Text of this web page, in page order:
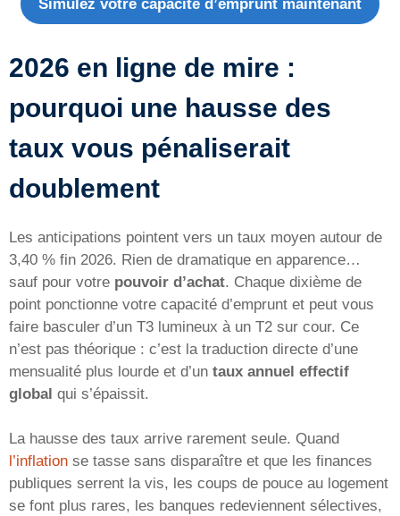
Simulez votre capacité d’emprunt maintenant
2026 en ligne de mire :
pourquoi une hausse des
taux vous pénaliserait
doublement
Les anticipations pointent vers un taux moyen autour de
3,40 % fin 2026. Rien de dramatique en apparence…
sauf pour votre pouvoir d’achat. Chaque dixième de
point ponctionne votre capacité d’emprunt et peut vous
faire basculer d’un T3 lumineux à un T2 sur cour. Ce
n’est pas théorique : c’est la traduction directe d’une
mensualité plus lourde et d’un taux annuel effectif
global qui s’épaissit.
La hausse des taux arrive rarement seule. Quand
l’inflation se tasse sans disparaître et que les finances
publiques serrent la vis, les coups de pouce au logement
se font plus rares, les banques redeviennent sélectives,